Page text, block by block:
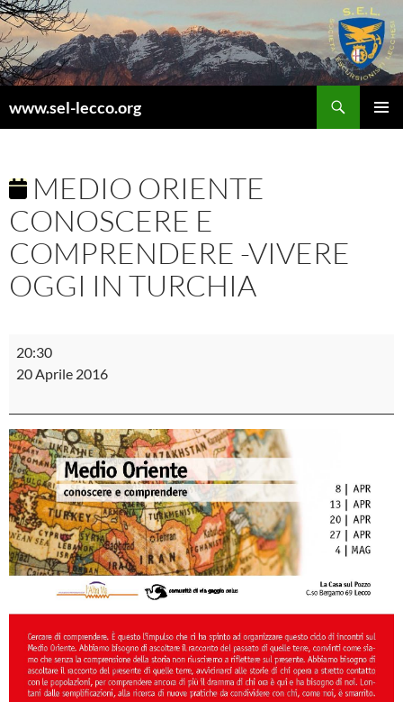
Vai
al
contenuto
www.sel-lecco.org
MEDIO ORIENTE
CONOSCERE E
COMPRENDERE -VIVERE
OGGI IN TURCHIA
conoscere
comprendere
-
Vivere
oggi
in
Turchia
20:30
20 Aprile 2016